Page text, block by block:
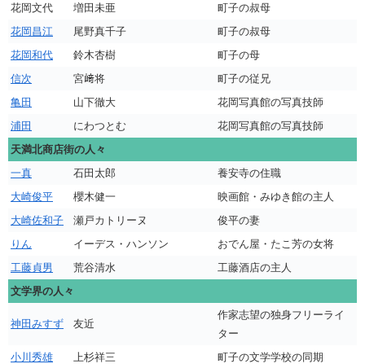
花岡文代
増田未亜
町子の叔母
花岡昌江
尾野真千子
町子の叔母
花岡和代
鈴木杏樹
町子の母
信次
宮﨑将
町子の従兄
亀田
山下徹大
花岡写真館の写真技師
浦田
にわつとむ
花岡写真館の写真技師
天満北商店街の人々
一真
石田太郎
養安寺の住職
大崎俊平
櫻木健一
映画館・みゆき館の主人
大崎佐和子
瀬戸カトリーヌ
俊平の妻
りん
イーデス・ハンソン
おでん屋・たこ芳の女将
工藤貞男
荒谷清水
工藤酒店の主人
文学界の人々
神田みすず 友近
作家志望の独身フリーライ
ター
小川秀雄
上杉祥三
町子の文学学校の同期